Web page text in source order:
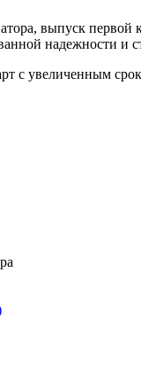
выпуск
надежности
с увеличенным